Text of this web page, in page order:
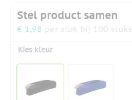
Stel product samen
€ 1,98 per stuk bij 100 stuks
Kies kleur